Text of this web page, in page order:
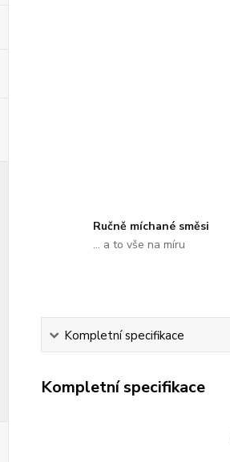
Ručně míchané směsi
... a to vše na míru
Kompletní specifikace
Kompletní specifikace